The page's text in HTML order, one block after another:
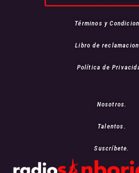
Términos y
Libro de
Política de
Nosotros.
Talentos.
Suscríbete.